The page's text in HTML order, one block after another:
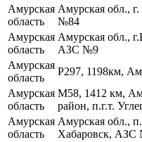
Амурская
область
Амурская обл.,
№84
Амурская
область
Амурская обл.,
АЗС №9
Амурская
область
Р297, 1198км,
Амурская
область
М58, 1412 км,
район, п.г.т.
Амурская
область
Амурская обл.,
Хабаровск, АЗС